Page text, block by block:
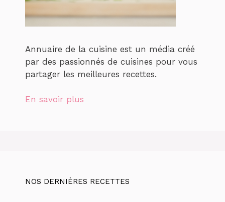
Annuaire de la cuisine est un média créé
par des passionnés de cuisines pour vous
partager les meilleures recettes.
En savoir plus
NOS DERNIÈRES RECETTES